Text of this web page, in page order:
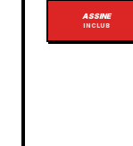
ASSINE
INCLUB